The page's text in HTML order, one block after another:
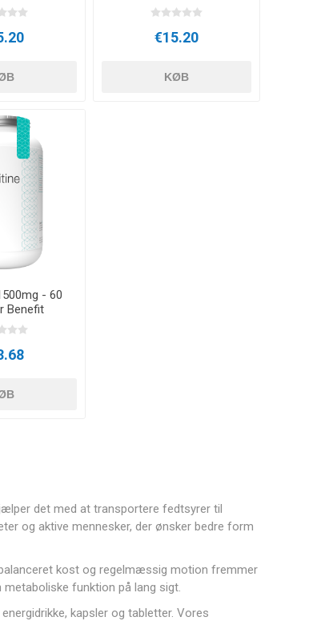
det med at transportere fedtsyrer til
og aktive mennesker, der ønsker bedre form
kost og regelmæssig motion fremmer
funktion på lang sigt.
kapsler og tabletter. Vores
GRØN TE
€15.20
KØB
- 60
Benefit